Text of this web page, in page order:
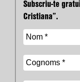
Subscriu-te
Cristiana”.